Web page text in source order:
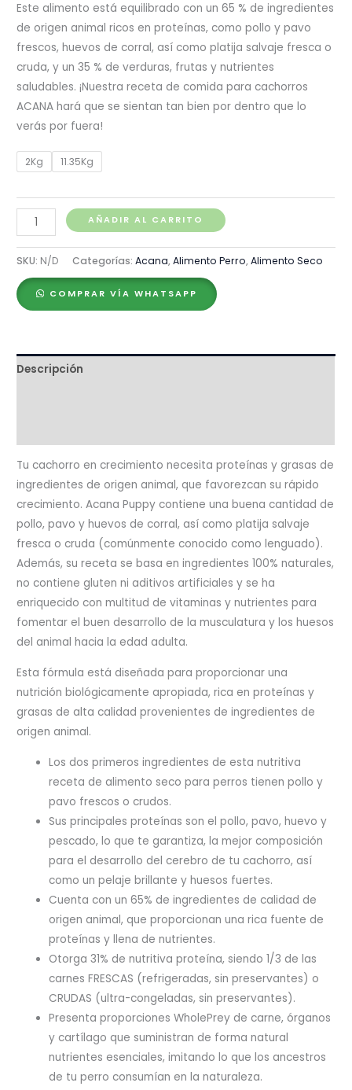
Este alimento está equilibrado con un 65 % de ingredientes
de origen animal ricos en proteínas, como pollo y pavo
frescos, huevos de corral, así como platija salvaje fresca o
cruda, y un 35 % de verduras, frutas y nutrientes
saludables. ¡Nuestra receta de comida para cachorros
ACANA hará que se sientan tan bien por dentro que lo
verás por fuera!
2Kg 11.35Kg
Acana
Puppy
cantidad
AÑADIR AL CARRITO
SKU: N/D Categorías:Acana,Alimento Perro,Alimento Seco
COMPRAR VÍA WHATSAPP
Descripción
Tu cachorro en crecimiento necesita proteínas y grasas de
ingredientes de origen animal, que favorezcan su rápido
crecimiento. Acana Puppy contiene una buena cantidad de
pollo, pavo y huevos de corral, así como platija salvaje
fresca o cruda (comúnmente conocido como lenguado).
Además, su receta se basa en ingredientes 100% naturales,
no contiene gluten ni aditivos artificiales y se ha
enriquecido con multitud de vitaminas y nutrientes para
fomentar el buen desarrollo de la musculatura y los huesos
del animal hacia la edad adulta.
Esta fórmula está diseñada para proporcionar una
nutrición biológicamente apropiada, rica en proteínas y
grasas de alta calidad provenientes de ingredientes de
origen animal.
Los dos primeros ingredientes de esta nutritiva
receta de alimento seco para perros tienen pollo y
pavo frescos o crudos.
Sus principales proteínas son el pollo, pavo, huevo y
pescado, lo que te garantiza, la mejor composición
para el desarrollo del cerebro de tu cachorro, así
como un pelaje brillante y huesos fuertes.
Cuenta con un 65% de ingredientes de calidad de
origen animal, que proporcionan una rica fuente de
proteínas y llena de nutrientes.
Otorga 31% de nutritiva proteína, siendo 1/3 de las
carnes FRESCAS (refrigeradas, sin preservantes) o
CRUDAS (ultra-congeladas, sin preservantes).
Presenta proporciones WholePrey de carne, órganos
y cartílago que suministran de forma natural
nutrientes esenciales, imitando lo que los ancestros
de tu perro consumían en la naturaleza.